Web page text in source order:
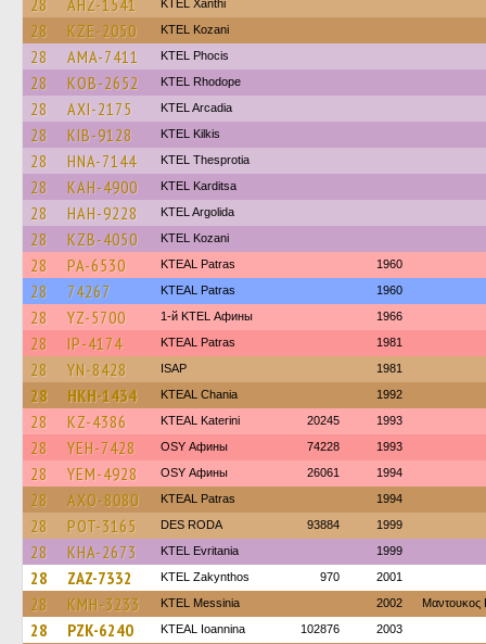
28 AHZ-1541 KTEL Xanthi
28 KZE-2050 ΚΤΕL Kozani
28 AMA-7411 ΚΤΕL Phocis
28 KOB-2652 KTEL Rhodope
28 AXI-2175 KTEL Arcadia
28 KIB-9128 KTEL Kilkis
28 HNA-7144 KTEL Thesprotia
28 KAH-4900 ΚΤΕL Karditsa
28 HAH-9228 KTEL Argolida
28 KZB-4050 ΚΤΕL Kozani
28 PA-6530 KTEAL Patras 1960
28 74267 KTEAL Patras 1960
28 YZ-5700 1-й KTEL Афины 1966
28 IP-4174 KTEAL Patras 1981
28 YN-8428 ISAP 1981
28 HKH-1434 KTEAL Chania 1992
28 KZ-4386 KTEAL Katerini 20245 1993
28 YEH-7428 OSY Афины 74228 1993
28 YEM-4928 OSY Афины 26061 1994
28 AXO-8080 KTEAL Patras 1994
28 POT-3165 DES RODA 93884 1999
28 KHA-2673 ΚΤΕL Evritania 1999
28 ZAZ-7332 KTEL Zakynthos 970 2001
28 KMH-3233 KTEL Messinia 2002 Μαντουκος
28 PZK-6240 KTEAL Ioannina 102876 2003